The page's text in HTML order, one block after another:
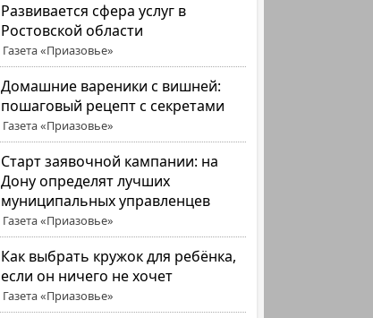
Развивается сфера услуг в
Ростовской области
Газета «Приазовье»
Домашние вареники с вишней:
пошаговый рецепт с секретами
Газета «Приазовье»
Старт заявочной кампании: на
Дону определят лучших
муниципальных управленцев
Газета «Приазовье»
Как выбрать кружок для ребёнка,
если он ничего не хочет
Газета «Приазовье»